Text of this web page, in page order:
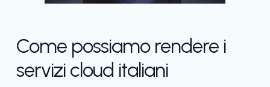
Come possiamo rendere i
servizi cloud italiani